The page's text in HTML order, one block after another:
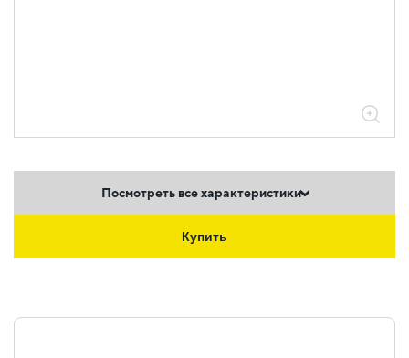
Посмотреть все характеристики
Купить